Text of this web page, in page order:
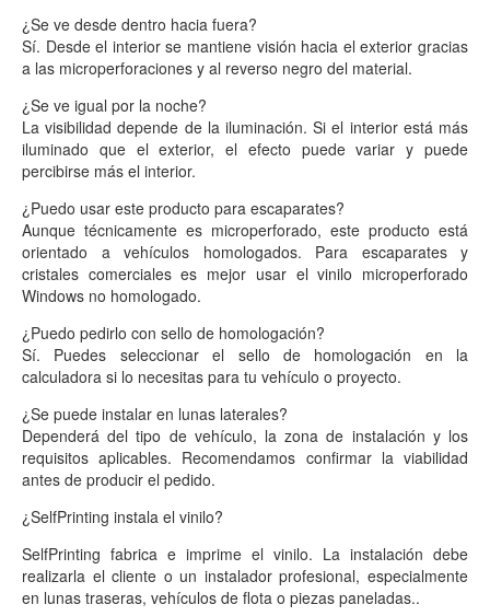
¿Se ve desde dentro hacia fuera?
Sí. Desde el interior se mantiene visión hacia el exterior gracias
a las microperforaciones y al reverso negro del material.
¿Se ve igual por la noche?
La visibilidad depende de la iluminación. Si el interior está más
iluminado que el exterior, el efecto puede variar y puede
percibirse más el interior.
¿Puedo usar este producto para escaparates?
Aunque técnicamente es microperforado, este producto está
orientado a vehículos homologados. Para escaparates y
cristales comerciales es mejor usar el vinilo microperforado
Windows no homologado.
¿Puedo pedirlo con sello de homologación?
Sí. Puedes seleccionar el sello de homologación en la
calculadora si lo necesitas para tu vehículo o proyecto.
¿Se puede instalar en lunas laterales?
Dependerá del tipo de vehículo, la zona de instalación y los
requisitos aplicables. Recomendamos confirmar la viabilidad
antes de producir el pedido.
¿SelfPrinting instala el vinilo?
SelfPrinting fabrica e imprime el vinilo. La instalación debe
realizarla el cliente o un instalador profesional, especialmente
en lunas traseras, vehículos de flota o piezas paneladas..